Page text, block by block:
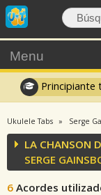
Menu
Principiante
Ukulele Tabs Serge
LA CHANSON
SERGE
6 Acordes